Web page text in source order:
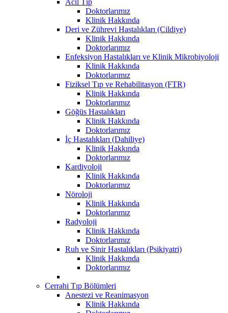
Doktorlarımız
Klinik Hakkında
Deri ve Zührevi Hastalıkları (Cildiye)
Klinik Hakkında
Doktorlarımız
Enfeksiyon Hastalıkları ve Klinik Mikrobiyoloji
Klinik Hakkında
Doktorlarımız
Fiziksel Tıp ve Rehabilitasyon (FTR)
Klinik Hakkında
Doktorlarımız
Göğüs Hastalıkları
Klinik Hakkında
Doktorlarımız
İç Hastalıkları (Dahiliye)
Klinik Hakkında
Doktorlarımız
Kardiyoloji
Klinik Hakkında
Doktorlarımız
Nöroloji
Klinik Hakkında
Doktorlarımız
Radyoloji
Klinik Hakkında
Doktorlarımız
Ruh ve Sinir Hastalıkları (Psikiyatri)
Klinik Hakkında
Doktorlarımız
Cerrahi Tıp Bölümleri
Anestezi ve Reanimasyon
Klinik Hakkında